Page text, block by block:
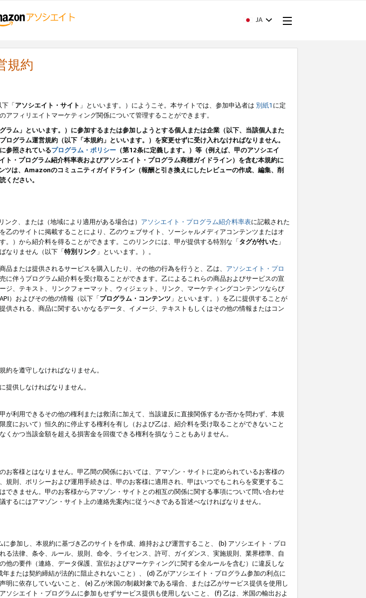
JA
規約
下「アソシエイト・サイト 」といいます。）にようこそ。本サイトでは、参加申込者は 別紙1 に定
アフィリエイトマーケティング関係について管理することができます。
ム」といいます。）に参加するまたは参加しようとする個人または企業（以下、当該個人また
グラム運営規約（以下「本規約」といいます。）を変更せずに受け入れなければなりません。
参照されているプログラム・ポリシー （第12条に定義します。）等（例えば、甲のアソシエイ
・プログラム紹介料率表およびアソシエイト・プログラム商標ガイドライン）を含む本規約に
は、Amazonのコミュニティガイドライン（報酬と引き換えにしたレビューの作成、編集、削
ください。
ンク、または（地域により適用がある場合は） アソシエイト・プログラム紹介料率表に記載された
乙のサイトに掲載することにより、乙のウェブサイト、ソーシャルメディアコンテンツまたはオ
。）から紹介料を得ることができます。このリンクには、甲が提供する特別な「タグが付いた 」
なりません（以下「特別リンク 」といいます。）。
または提供されるサービスを購入したり、その他の行為を行うと、乙は、 アソシエイト・プロ
に伴うプログラム紹介料を受け取ることができます。乙によるこれらの商品およびサービスの宣
、テキスト、リンクフォーマット、ウィジェット、リンク、マーケティングコンテンツならび
）およびその他の情報（以下「プログラム・コンテンツ 」といいます。）を乙に提供することが
される、商品に関するいかなるデータ、イメージ、テキストもしくはその他の情報またはコン
を遵守しなければなりません。
供しなければなりません。
利用できるその他の権利または救済に加えて、当該違反に直接関係するか否かを問わず、本規
において）恒久的に停止する権利を有し（および乙は、紹介料を受け取ることができないこと
かつ当該金額を超える損害金を回復できる権利を損なうこともありません。
客様とはなりません。甲乙間の関係においては、アマゾン・サイトに定められているお客様の
則、ポリシーおよび運用手続きは、甲のお客様に適用され、甲はいつでもこれらを変更するこ
きません。甲のお客様からアマゾン・サイトとの相互の関係に関する事項について問い合わせ
るにはアマゾン・サイト上の連絡先案内に従うべきである旨述べなければなりません。
参加し、本規約に基づき乙のサイトを作成、維持および運営すること、 (b) アソシエイト・プロ
法律、条令、ルール、規則、命令、ライセンス、許可、ガイダンス、実施規則、業界標準、自
の要件（連絡、データ保護、宣伝およびマーケティングに関する全ルールを含む）に違反しな
または契約締結が法的に阻止されないこと）、 (d) 乙がアソシエイト・プログラム参加の利点に
に依存していないこと、 (e) 乙が米国の制裁対象である場合、または乙がサービス提供を使用し
シエイト・プログラムに参加もせずサービス提供も使用しないこと、 (f) 乙は、米国の輸出およ